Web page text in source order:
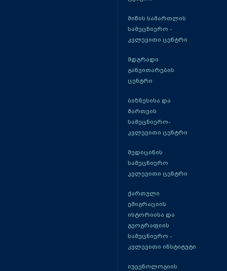
მიწის სამართლის
სამეცნიერო -
კვლევითი ცენტრი
მდგრადი
განვითარების
ცენტრი
ბიზნესისა და
მართვის
სამეცნიერო-
კვლევითი ცენტრი
მედიცინის
სამეცნიერო
კვლევითი ცენტრი
ქართული
ემიგრაციის
ისტორიისა და
გეოგრაფიის
სამეცნიერო -
კვლევითი ინსტიტუტი
იუვენოლოგიის